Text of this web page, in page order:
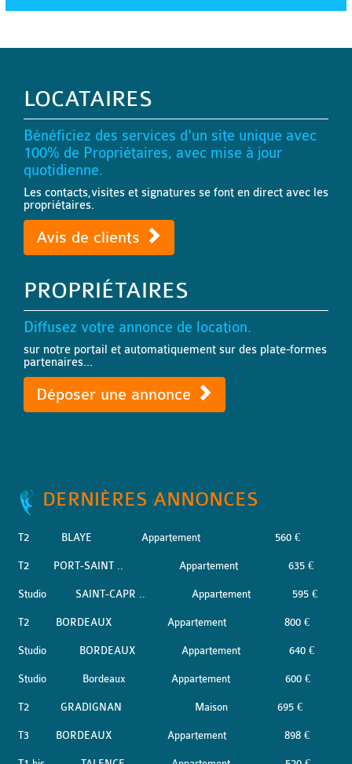
LOCATAIRES
Bénéficiez des services d'un site unique avec
100% de Propriétaires, avec mise à jour
quotidienne.
Les contacts,visites et signatures se font en direct avec les
propriétaires.
Avis de clients
PROPRIÉTAIRES
Diffusez votre annonce de location.
sur notre portail et automatiquement sur des plate-formes
partenaires...
Déposer une annonce
DERNIÈRES ANNONCES
T2 BLAYE Appartement 560 €
T2 PORT-SAINT .. Appartement 635 €
Studio SAINT-CAPR .. Appartement 595 €
T2 BORDEAUX Appartement 800 €
Studio BORDEAUX Appartement 640 €
Studio Bordeaux Appartement 600 €
T2 GRADIGNAN Maison 695 €
T3 BORDEAUX Appartement 898 €